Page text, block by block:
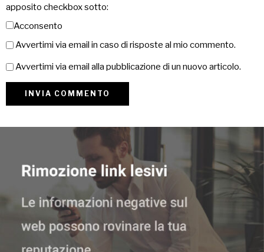
apposito checkbox sotto:
Acconsento
Avvertimi via email in caso di risposte al mio commento.
Avvertimi via email alla pubblicazione di un nuovo articolo.